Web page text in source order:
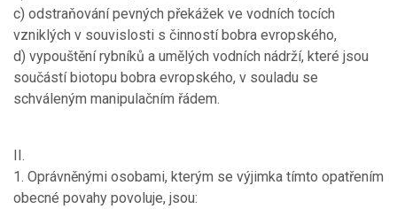
c) odstraňování pevných překážek ve vodních tocích
vzniklých v souvislosti s činností bobra evropského,
d) vypouštění rybníků a umělých vodních nádrží, které jsou
součástí biotopu bobra evropského, v souladu se
schváleným manipulačním řádem.
II.
1. Oprávněnými osobami, kterým se výjimka tímto opatřením
obecné povahy povoluje, jsou: